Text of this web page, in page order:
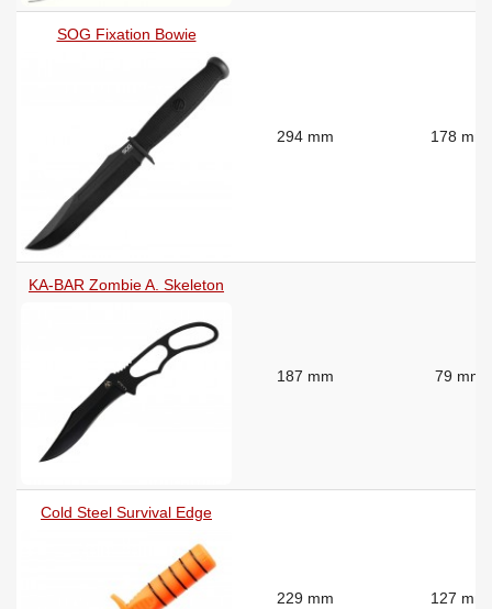
SOG Fixation Bowie
294 mm 178 mm
KA-BAR Zombie A. Skeleton
187 mm 79 mm
Cold Steel Survival Edge
229 mm 127 mm